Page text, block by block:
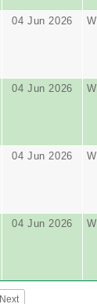
04 Jun 2026
04 Jun 2026
04 Jun 2026
04 Jun 2026
Next